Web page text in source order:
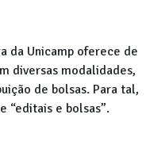
da Unicamp oferece de
diversas modalidades,
de bolsas. Para tal,
“editais e bolsas”.